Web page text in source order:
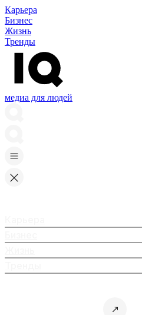
Карьера
Бизнес
Жизнь
Тренды
медиа для людей